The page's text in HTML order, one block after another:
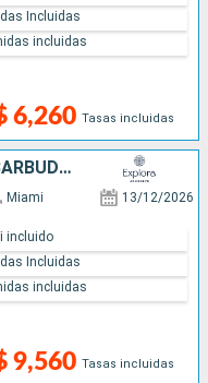
6,260 Tasas incluidas
Incluidas
incluidas
ESTADOS UNIDOS, ANTIGUA Y BARBUDA, SAN MARTÍN, PUERTO RICO, FRANCIA
Miami 13/12/2026
9,560 Tasas incluidas
incluido
Incluidas
incluidas